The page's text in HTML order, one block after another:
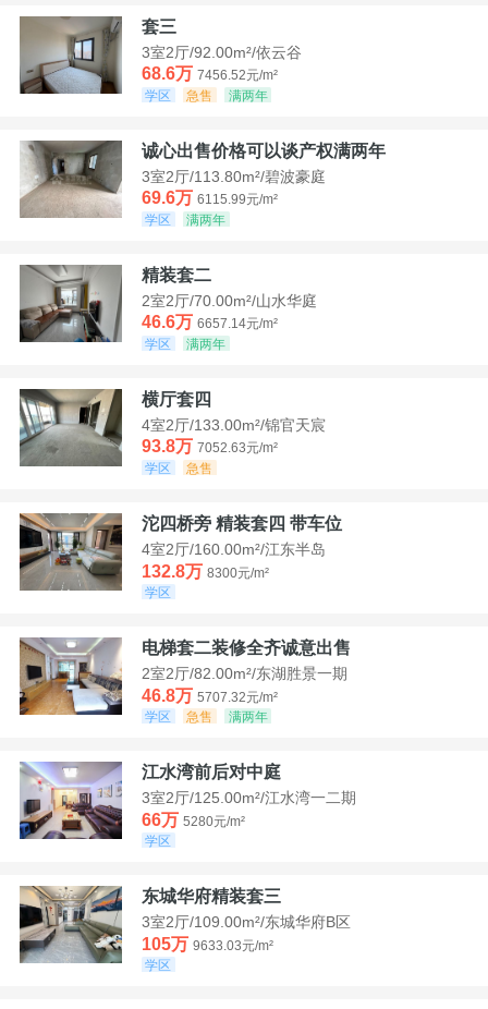
套三
3室2厅/92.00m²/依云谷
68.6万 7456.52元/m²
学区
急售 满两年
诚心出售价格可以谈产权满两年
3室2厅/113.80m²/碧波豪庭
69.6万 6115.99元/m²
学区
满两年
精装套二
2室2厅/70.00m²/山水华庭
46.6万 6657.14元/m²
学区
满两年
横厅套四
4室2厅/133.00m²/锦官天宸
93.8万 7052.63元/m²
学区
急售
沱四桥旁 精装套四 带车位
4室2厅/160.00m²/江东半岛
132.8万 8300元/m²
学区
电梯套二装修全齐诚意出售
2室2厅/82.00m²/东湖胜景一期
46.8万 5707.32元/m²
学区
急售 满两年
江水湾前后对中庭
3室2厅/125.00m²/江水湾一二期
66万 5280元/m²
学区
东城华府精装套三
3室2厅/109.00m²/东城华府B区
105万 9633.03元/m²
学区